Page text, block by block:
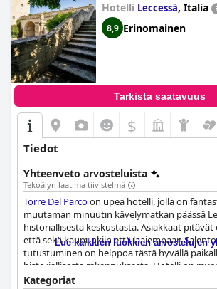
Hotelli Leccessä, Italia
8,9 Erinomainen
Tarkista saatavuus
$
Tiedot
Yhteenveto arvosteluista
Tekoälyn laatima tiivistelmä
Torre Del Parcoon upea hotelli, jolla on
muutaman minuutin kävelymatkan päässä
historiallisesta keskustasta. Asiakkaat pitävät
että sekä kaupunkiin että laajempaan
tutustuminen on helppoa tästä hyvällä
historiallisesta rakennuksesta. Hotelli on
ruoan ystäville, sillä monet fantastiset
Lue kaikkien luokkien arvostelujen
Kategoriat